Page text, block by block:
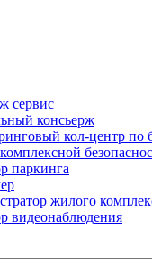
сервис
консьерж
кол-центр по
паркинга
жилого
видеонаблюдения